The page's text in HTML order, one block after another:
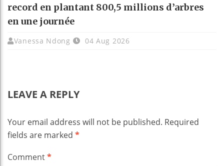
record en plantant 800,5 millions d’arbres
en une journée
Vanessa Ndong 04 Aug 2026
LEAVE A REPLY
Your email address will not be published. Required
fields are marked *
Comment*